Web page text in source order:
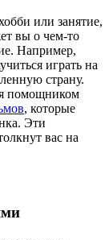
или занятие,
вы о чем-то
Например,
играть на
страну.
помощником
, которые
Эти
вас на